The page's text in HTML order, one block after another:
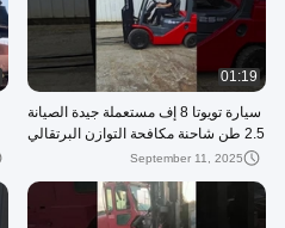
01:19
سيارة تويوتا 8 إف مستعملة جيدة الصيانة
2.5 طن شاحنة مكافحة التوازن البرتقالي
لترتيب البوليتات الثقيلةSeptember 11, 2025